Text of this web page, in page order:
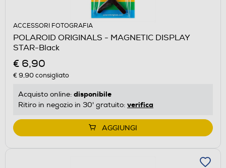
ACCESSORI FOTOGRAFIA
POLAROID ORIGINALS - MAGNETIC DISPLAY
STAR-Black
€ 6,90
€ 9,90consigliato
Acquisto online: disponibile
Ritiro in negozio in 30' gratuito: verifica
AGGIUNGI